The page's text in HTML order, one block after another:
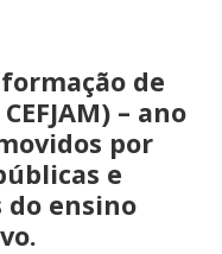
de
– ano
por
e
do ensino